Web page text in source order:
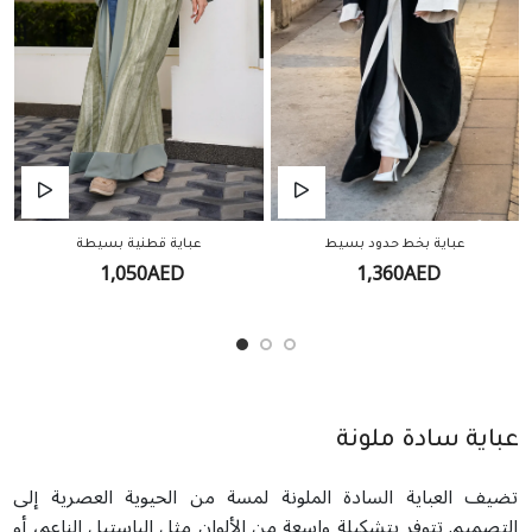
عباية قطنية بسيطة
1,050AED
عباية بخط حدود بسيط
1,360AED
عباية سادة ملونة
تضيف العباية السادة الملونة لمسة من الحيوية العصرية إلى